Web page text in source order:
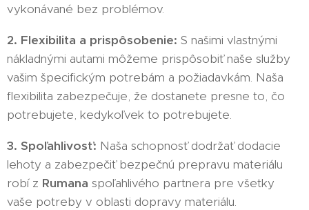
vykonávané bez problémov.
2. Flexibilita a prispôsobenie: S našimi vlastnými
nákladnými autami môžeme prispôsobiť naše služby
vašim špecifickým potrebám a požiadavkám. Naša
flexibilita zabezpečuje, že dostanete presne to, čo
potrebujete, kedykoľvek to potrebujete.
3. Spoľahlivosť: Naša schopnosť dodržať dodacie
lehoty a zabezpečiť bezpečnú prepravu materiálu
robí z Rumana spoľahlivého partnera pre všetky
vaše potreby v oblasti dopravy materiálu.